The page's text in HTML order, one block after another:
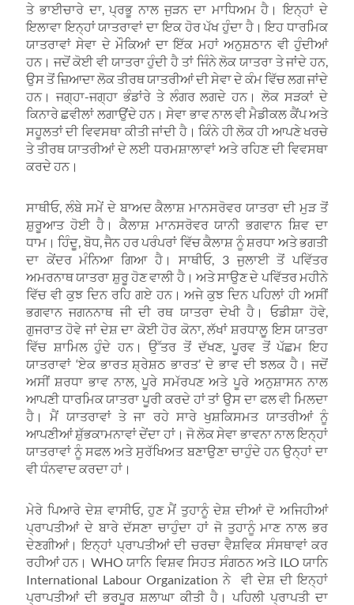
ਤੇ ਭਾਈਚਾਰੇ ਦਾ, ਪ੍ਰਭੂ ਨਾਲ ਜੁੜਨ ਦਾ ਮਾਧਿਅਮ ਹੈ। ਇਨ੍ਹਾਂ ਦੇ
ਇਲਾਵਾ ਇਨ੍ਹਾਂ ਯਾਤਰਾਵਾਂ ਦਾ ਇਕ ਹੋਰ ਪੱਖ ਹੁੰਦਾ ਹੈ। ਇਹ ਧਾਰਮਿਕ
ਯਾਤਰਾਵਾਂ ਸੇਵਾ ਦੇ ਮੌਕਿਆਂ ਦਾ ਇੱਕ ਮਹਾਂ ਅਨੁਸ਼ਠਾਨ ਵੀ ਹੁੰਦੀਆਂ
ਹਨ। ਜਦੋਂ ਕੋਈ ਵੀ ਯਾਤਰਾ ਹੁੰਦੀ ਹੈ ਤਾਂ ਜਿੰਨੇ ਲੋਕ ਯਾਤਰਾ ਤੇ ਜਾਂਦੇ ਹਨ,
ਉਸ ਤੋਂ ਜ਼ਿਆਦਾ ਲੋਕ ਤੀਰਥ ਯਾਤਰੀਆਂ ਦੀ ਸੇਵਾ ਦੇ ਕੰਮ ਵਿੱਚ ਲਗ ਜਾਂਦੇ
ਹਨ। ਜਗ੍ਹਾ-ਜਗ੍ਹਾ ਭੰਡਾਂਰੇ ਤੇ ਲੰਗਰ ਲਗਦੇ ਹਨ। ਲੋਕ ਸੜਕਾਂ ਦੇ
ਕਿਨਾਰੇ ਛਵੀਲਾਂ ਲਗਾਉਂਦੇ ਹਨ। ਸੇਵਾ ਭਾਵ ਨਾਲ ਵੀ ਮੈਡੀਕਲ ਕੈਂਪ ਅਤੇ
ਸਹੂਲਤਾਂ ਦੀ ਵਿਵਸਥਾ ਕੀਤੀ ਜਾਂਦੀ ਹੈ। ਕਿੰਨੇ ਹੀ ਲੋਕ ਹੀ ਆਪਣੇ ਖਰਚੇ
ਤੇ ਤੀਰਥ ਯਾਤਰੀਆਂ ਦੇ ਲਈ ਧਰਮਸ਼ਾਲਾਵਾਂ ਅਤੇ ਰਹਿਣ ਦੀ ਵਿਵਸਥਾ
ਕਰਦੇ ਹਨ।
ਸਾਥੀਓ, ਲੰਬੇ ਸਮੇਂ ਦੇ ਬਾਅਦ ਕੈਲਾਸ਼ ਮਾਨਸਰੋਵਰ ਯਾਤਰਾ ਦੀ ਮੁੜ ਤੋਂ
ਸ਼ੁਰੂਆਤ ਹੋਈ ਹੈ। ਕੈਲਾਸ਼ ਮਾਨਸਰੋਵਰ ਯਾਨੀ ਭਗਵਾਨ ਸ਼ਿਵ ਦਾ
ਧਾਮ। ਹਿੰਦੂ, ਬੋਧ, ਜੈਨ ਹਰ ਪਰੰਪਰਾਂ ਵਿੱਚ ਕੈਲਾਸ਼ ਨੂੰ ਸ਼ਰਧਾ ਅਤੇ ਭਗਤੀ
ਦਾ ਕੇਂਦਰ ਮੰਨਿਆ ਗਿਆ ਹੈ। ਸਾਥੀਓ, 3 ਜੁਲਾਈ ਤੋਂ ਪਵਿੱਤਰ
ਅਮਰਨਾਥ ਯਾਤਰਾ ਸ਼ੁਰੂ ਹੋਣ ਵਾਲੀ ਹੈ। ਅਤੇ ਸਾਉਣ ਦੇ ਪਵਿੱਤਰ ਮਹੀਨੇ
ਵਿੱਚ ਵੀ ਕੁਝ ਦਿਨ ਰਹਿ ਗਏ ਹਨ। ਅਜੇ ਕੁਝ ਦਿਨ ਪਹਿਲਾਂ ਹੀ ਅਸੀਂ
ਭਗਵਾਨ ਜਗਨਨਾਥ ਜੀ ਦੀ ਰਥ ਯਾਤਰਾ ਦੇਖੀ ਹੈ। ਓਡੀਸ਼ਾ ਹੋਵੇ,
ਗੁਜਰਾਤ ਹੋਵੇ ਜਾਂ ਦੇਸ਼ ਦਾ ਕੋਈ ਹੋਰ ਕੋਨਾ, ਲੱਖਾਂ ਸ਼ਰਧਾਲੂ ਇਸ ਯਾਤਰਾ
ਵਿੱਚ ਸ਼ਾਮਿਲ ਹੁੰਦੇ ਹਨ। ਉੱਤਰ ਤੋਂ ਦੱਖਣ, ਪੂਰਵ ਤੋਂ ਪੱਛਮ ਇਹ
ਯਾਤਰਾਵਾਂ ‘ਏਕ ਭਾਰਤ ਸ਼੍ਰੇਸ਼ਠ ਭਾਰਤ’ ਦੇ ਭਾਵ ਦੀ ਝਲਕ ਹੈ। ਜਦੋਂ
ਅਸੀਂ ਸ਼ਰਧਾ ਭਾਵ ਨਾਲ, ਪੂਰੇ ਸਮੱਰਪਣ ਅਤੇ ਪੂਰੇ ਅਨੁਸ਼ਾਸਨ ਨਾਲ
ਆਪਣੀ ਧਾਰਮਿਕ ਯਾਤਰਾ ਪੂਰੀ ਕਰਦੇ ਹਾਂ ਤਾਂ ਉਸ ਦਾ ਫਲ ਵੀ ਮਿਲਦਾ
ਹੈ। ਮੈਂ ਯਾਤਰਾਵਾਂ ਤੇ ਜਾ ਰਹੇ ਸਾਰੇ ਖੁਸ਼ਕਿਸਮਤ ਯਾਤਰੀਆਂ ਨੂੰ
ਆਪਣੀਆਂ ਸ਼ੁੱਭਕਾਮਨਾਵਾਂ ਦੇਂਦਾ ਹਾਂ। ਜੋ ਲੋਕ ਸੇਵਾ ਭਾਵਨਾ ਨਾਲ ਇਨ੍ਹਾਂ
ਯਾਤਰਾਵਾਂ ਨੂੰ ਸਫਲ ਅਤੇ ਸੁਰੱਖਿਅਤ ਬਣਾਉਣਾ ਚਾਹੁੰਦੇ ਹਨ ਉਨ੍ਹਾਂ ਦਾ
ਵੀ ਧੰਨਵਾਦ ਕਰਦਾ ਹਾਂ।
ਮੇਰੇ ਪਿਆਰੇ ਦੇਸ਼ ਵਾਸੀਓ, ਹੁਣ ਮੈਂ ਤੁਹਾਨੂੰ ਦੇਸ਼ ਦੀਆਂ ਦੋ ਅਜਿਹੀਆਂ
ਪ੍ਰਾਪਤੀਆਂ ਦੇ ਬਾਰੇ ਦੱਸਣਾ ਚਾਹੁੰਦਾ ਹਾਂ ਜੋ ਤੁਹਾਨੂੰ ਮਾਣ ਨਾਲ ਭਰ
ਦੇਣਗੀਆਂ। ਇਨ੍ਹਾਂ ਪ੍ਰਾਪਤੀਆਂ ਦੀ ਚਰਚਾ ਵੈਸ਼ਵਿਕ ਸੰਸਥਾਵਾਂ ਕਰ
ਰਹੀਆਂ ਹਨ। WHO ਯਾਨਿ ਵਿਸ਼ਵ ਸਿਹਤ ਸੰਗਠਨ ਅਤੇ ILO ਯਾਨਿ
International Labour Organization ਨੇ ਵੀ ਦੇਸ਼ ਦੀ ਇਨ੍ਹਾਂ
ਪ੍ਰਾਪਤੀਆਂ ਦੀ ਭਰਪੂਰ ਸ਼ਲਾਘਾ ਕੀਤੀ ਹੈ। ਪਹਿਲੀ ਪ੍ਰਾਪਤੀ ਦਾ